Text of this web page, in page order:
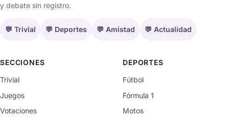
y debate sin registro.
💬 Trivial 💬 Deportes 💬 Amistad 💬 Actualidad
SECCIONES
Trivial
Juegos
Votaciones
DEPORTES
Fútbol
Fórmula 1
Motos